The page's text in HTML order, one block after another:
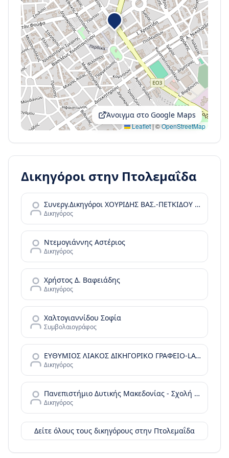
Leaflet|©OpenStreetMap
Άνοιγμα στο Google Maps
Δικηγόροι στην Πτολεμαΐδα
Συνεργ.Δικηγόροι ΧΟΥΡΙΔΗΣ ΒΑΣ.-ΠΕΤΚΙΔΟΥ ΕΛΕΝΗ
Δικηγόρος
Ντεμογιάννης Αστέριος
Δικηγόρος
Χρήστος Δ. Βαφειάδης
Δικηγόρος
Χαλτογιαννίδου Σοφία
Συμβολαιογράφος
ΕΥΘΥΜΙΟΣ ΛΙΑΚΟΣ ΔΙΚΗΓΟΡΙΚΟ ΓΡΑΦΕΙΟ-LAW OFFICE
Δικηγόρος
Πανεπιστήμιο Δυτικής Μακεδονίας - Σχολή Επιστημών Υγείας - Τμήμα Μαιευτικής - Τμήμα Εργοθεραπείας
Δικηγόρος
Δείτε όλους τους δικηγόρους στην Πτολεμαΐδα